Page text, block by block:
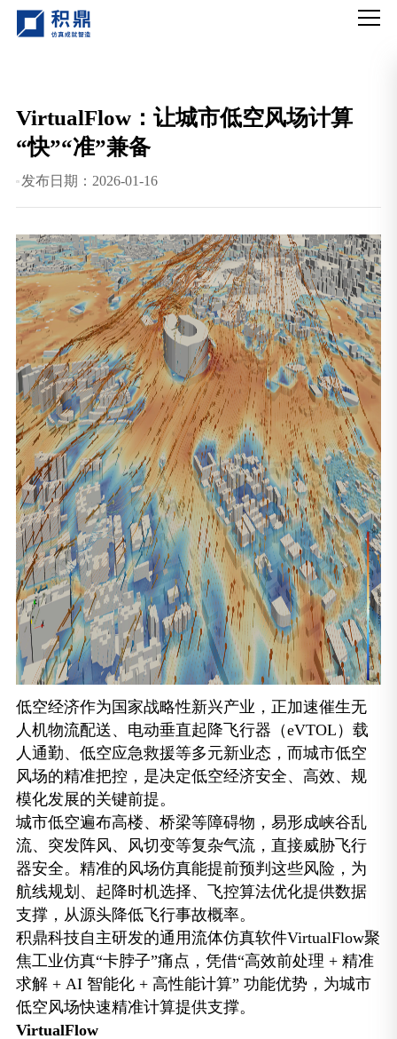
VirtualFlow：让城市低空风场计算
“快”“准”兼备
发布日期：2026-01-16
低空经济作为国家战略性新兴产业，正加速催生无
人机物流配送、电动垂直起降飞行器（eVTOL）载
人通勤、低空应急救援等多元新业态，而城市低空
风场的精准把控，是决定低空经济安全、高效、规
模化发展的关键前提。
城市低空遍布高楼、桥梁等障碍物，易形成峡谷乱
流、突发阵风、风切变等复杂气流，直接威胁飞行
器安全。精准的风场仿真能提前预判这些风险，为
航线规划、起降时机选择、飞控算法优化提供数据
支撑，从源头降低飞行事故概率。
积鼎科技自主研发的通用流体仿真软件VirtualFlow聚
焦工业仿真“卡脖子”痛点，凭借“高效前处理 + 精准
求解 + AI 智能化 + 高性能计算” 功能优势，为城市
低空风场快速精准计算提供支撑。
VirtualFlow